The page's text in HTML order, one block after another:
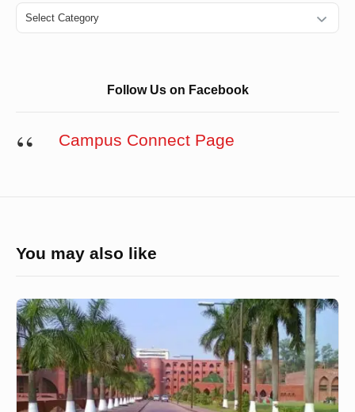
Categories
Follow Us on Facebook
Campus Connect Page
You may also like
IUT
তে
সাব্জেক্ট
চয়েজ
কিভাবে